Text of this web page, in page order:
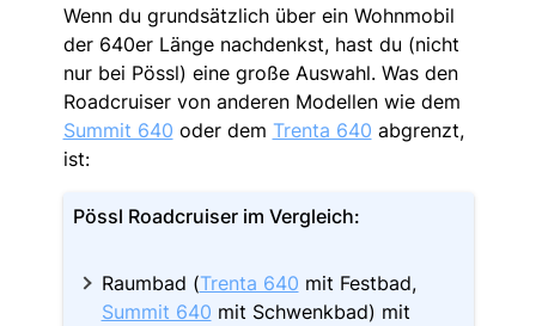
Wenn du grundsätzlich über ein Wohnmobil
der 640er Länge nachdenkst, hast du (nicht
nur bei Pössl) eine große Auswahl. Was den
Roadcruiser von anderen Modellen wie dem
Summit 640 oder dem Trenta 640 abgrenzt,
ist:
Pössl Roadcruiser im Vergleich:
Raumbad (Trenta 640 mit Festbad,
Summit 640 mit Schwenkbad) mit